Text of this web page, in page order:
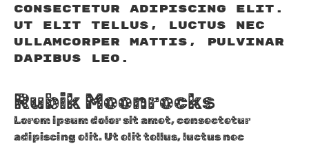
consectetur adipiscing elit.
Ut elit tellus, luctus nec
ullamcorper mattis, pulvinar
dapibus leo.
Rubik Moonrocks
Lorem ipsum dolor sit amet, consectetur
adipiscing elit. Ut elit tellus, luctus nec